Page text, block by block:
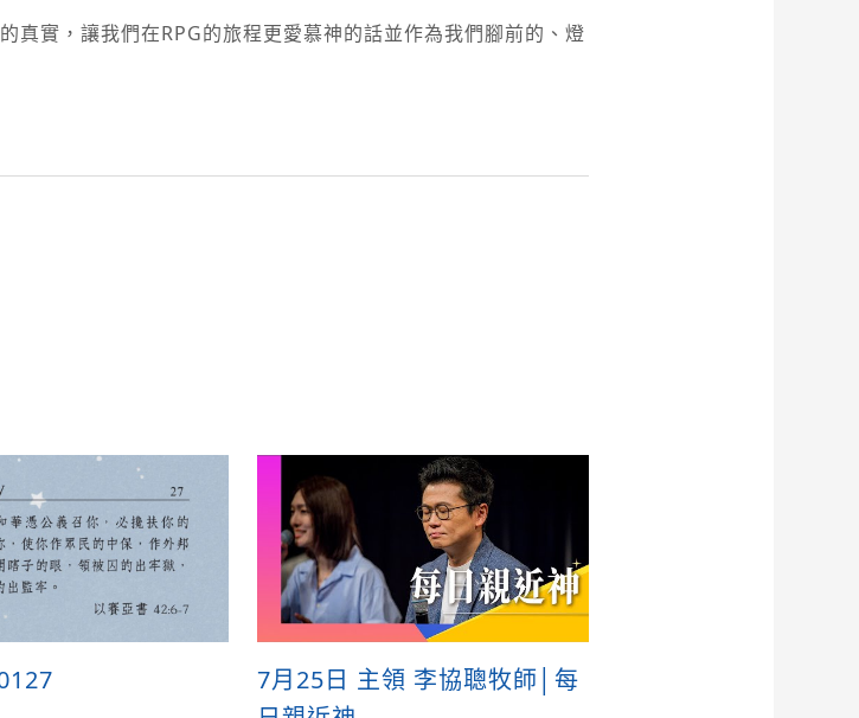
真實，讓我們在RPG的旅程更愛慕神的話並作為我們腳前的、燈
7月25日 主領 李協聰牧師│每